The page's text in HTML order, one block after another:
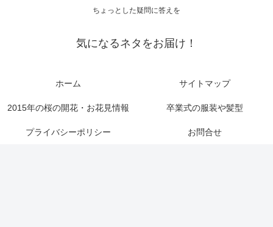
ちょっとした疑問に答えを
気になるネタをお届け！
ホーム サイトマップ
2015年の桜の開花・お花見情報 卒業式の服装や髪型
プライバシーポリシー お問合せ